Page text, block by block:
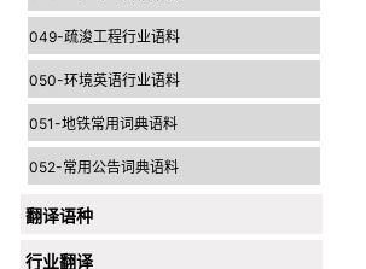
049-疏浚工程行业语料
050-环境英语行业语料
051-地铁常用词典语料
052-常用公告词典语料
翻译语种
行业翻译